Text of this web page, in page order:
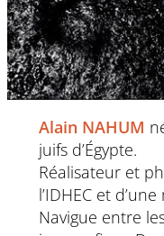
Alain NAHUM
juifs d’Égypte.
Réalisateur et
l’IDHEC et
Navigue entre